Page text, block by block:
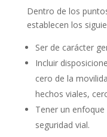
Dentro de los
establecen los
Ser de carácter
Incluir
cero de la
hechos viales,
Tener un
seguridad vial.